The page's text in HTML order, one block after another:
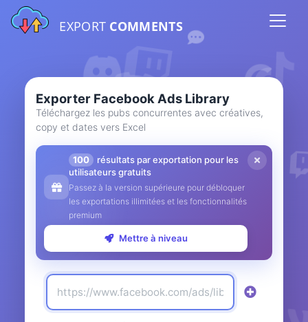
EXPORT COMMENTS
Exporter Facebook Ads Library
Téléchargez les pubs concurrentes avec créatives,
copy et dates vers Excel
100
résultats par exportation pour les
utilisateurs gratuits
Passez à la version supérieure pour débloquer
les exportations illimitées et les fonctionnalités
premium
Mettre à niveau